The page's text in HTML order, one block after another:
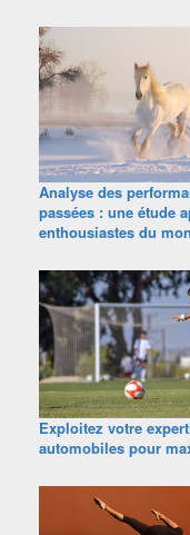
Analyse des
passées : une étude
enthousiastes du
Exploitez votre
automobiles pour